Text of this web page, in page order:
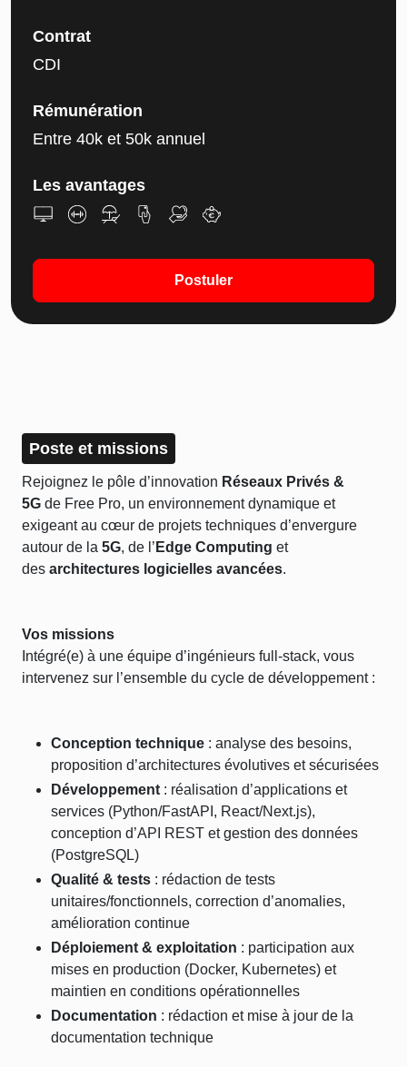
Contrat
CDI
Rémunération
Entre 40k et 50k annuel
Les avantages
Postuler
Poste et missions
Rejoignez le pôle d’innovation Réseaux Privés &
5G de Free Pro, un environnement dynamique et
exigeant au cœur de projets techniques d’envergure
autour de la 5G, de l’ Edge Computing et
des architectures logicielles avancées.
Vos missions
Intégré(e) à une équipe d’ingénieurs full-stack, vous
intervenez sur l’ensemble du cycle de développement :
Conception technique : analyse des besoins,
proposition d’architectures évolutives et sécurisées
Développement : réalisation d’applications et
services (Python/FastAPI, React/Next.js),
conception d’API REST et gestion des données
(PostgreSQL)
Qualité & tests : rédaction de tests
unitaires/fonctionnels, correction d’anomalies,
amélioration continue
Déploiement & exploitation : participation aux
mises en production (Docker, Kubernetes) et
maintien en conditions opérationnelles
Documentation : rédaction et mise à jour de la
documentation technique